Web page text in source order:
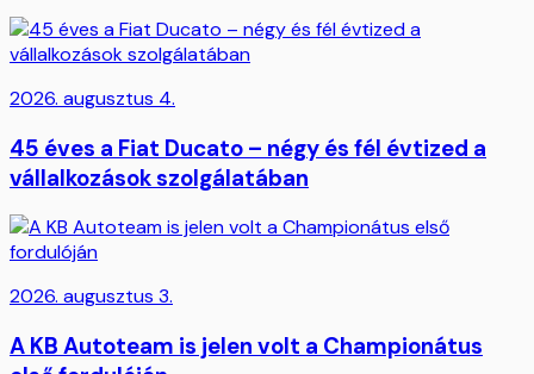
2026. augusztus 4.
45 éves a Fiat Ducato – négy és fél évtized a
vállalkozások szolgálatában
2026. augusztus 3.
A KB Autoteam is jelen volt a Championátus